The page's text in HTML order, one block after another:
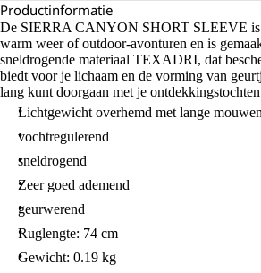
Productinformatie
De SIERRA CANYON SHORT SLEEVE is
warm weer of outdoor-avonturen en is
sneldrogende materiaal TEXADRI, dat
biedt voor je lichaam en de vorming van
lang kunt doorgaan met je
Lichtgewicht overhemd met lange mouwen
vochtregulerend
sneldrogend
Zeer goed ademend
geurwerend
Ruglengte: 74 cm
Gewicht: 0.19 kg